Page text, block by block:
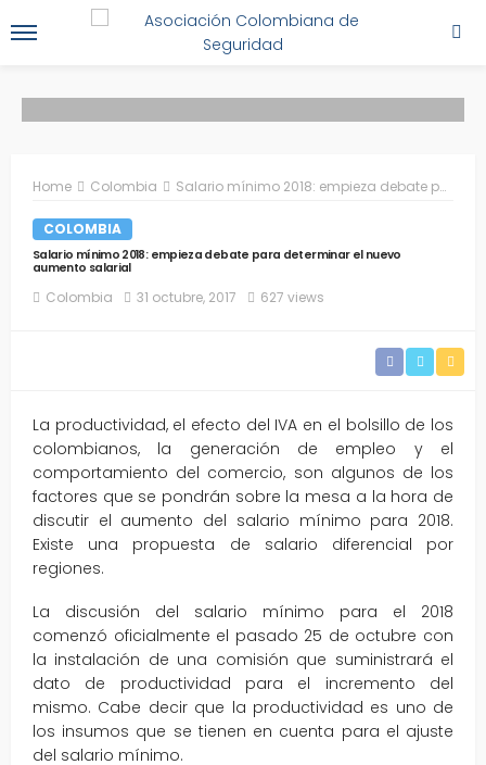
Home Colombia Salario mínimo 2018: empieza debate para determinar el nuevo aumento salarial
COLOMBIA
Salario mínimo 2018: empieza debate para determinar el nuevo
aumento salarial
Colombia 31 octubre, 2017 627 views
La productividad, el efecto del IVA en el bolsillo de los
colombianos, la generación de empleo y el
comportamiento del comercio, son algunos de los
factores que se pondrán sobre la mesa a la hora de
discutir el aumento del salario mínimo para 2018.
Existe una propuesta de salario diferencial por
regiones.
La discusión del salario mínimo para el 2018
comenzó oficialmente el pasado 25 de octubre con
la instalación de una comisión que suministrará el
dato de productividad para el incremento del
mismo. Cabe decir que la productividad es uno de
los insumos que se tienen en cuenta para el ajuste
del salario mínimo.